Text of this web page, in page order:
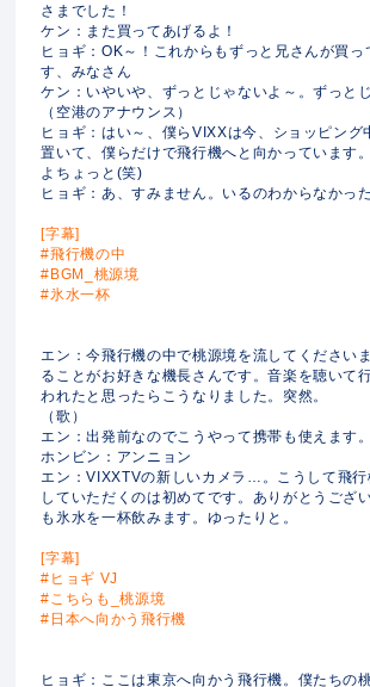
さまでした！
ケン：また買ってあげるよ！
ヒョギ：OK～！これからもずっと兄さんが買っ
す、みなさん
ケン：いやいや、ずっとじゃないよ～。ずっと
（空港のアナウンス）
ヒョギ：はい～、僕らVIXXは今、ショッピング
置いて、僕らだけで飛行機へと向かっています
よちょっと(笑)
ヒョギ：あ、すみません。いるのわからなかっ
[字幕]
#飛行機の中
#BGM_桃源境
#氷水一杯
エン：今飛行機の中で桃源境を流してください
ることがお好きな機長さんです。音楽を聴いて
われたと思ったらこうなりました。突然。
（歌）
エン：出発前なのでこうやって携帯も使えます。
ホンビン：アンニョン
エン：VIXXTVの新しいカメラ…。こうして飛
していただくのは初めてです。ありがとうござ
も氷水を一杯飲みます。ゆったりと。
[字幕]
#ヒョギ VJ
#こちらも_桃源境
#日本へ向かう飛行機
ヒョギ：ここは東京へ向かう飛行機。僕たちの